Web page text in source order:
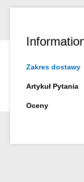
Zakres dostawy
Artykuł Pytania
Oceny